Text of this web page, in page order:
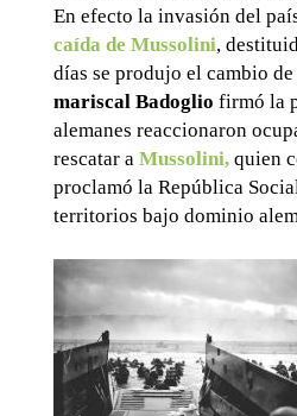
En efecto la invasión del
caída de Mussolini,
días se produjo el cambio
mariscal Badoglio firmó la
alemanes reaccionaron
rescatar a Mussolini, quien
proclamó la República
territorios bajo dominio